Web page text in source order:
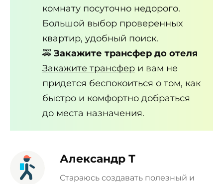
комнату посуточно недорого.
Большой выбор проверенных
квартир, удобный поиск.
🚕 Закажите трансфер до отеля
Закажите трансфер и вам не
придется беспокоиться о том, как
быстро и комфортно добраться
до места назначения.
Александр Т
Стараюсь создавать полезный и